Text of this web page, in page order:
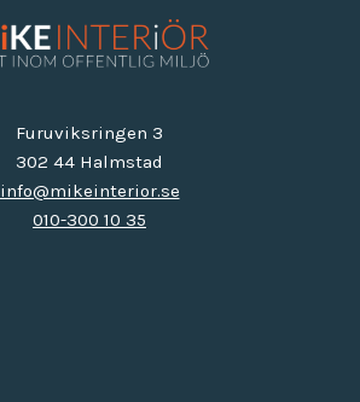
Furuviksringen 3
302 44 Halmstad
info@mikeinterior.se
010-300 10 35